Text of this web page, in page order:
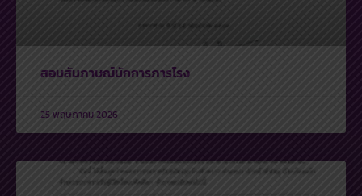
สอบสัมภาษณ์นักการภารโรง
25 พฤษภาคม 2026